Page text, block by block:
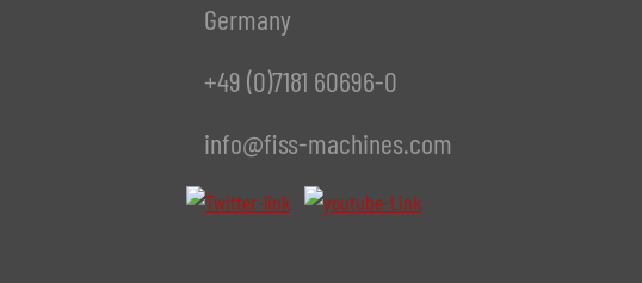
Germany
+49 (0)7181 60696-0
info@fiss-machines.com